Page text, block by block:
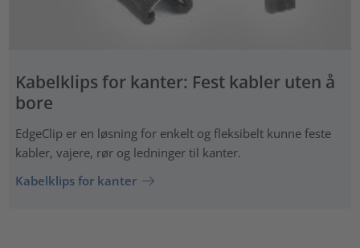
Kabelklips for kanter: Fest kabler uten å
bore
EdgeClip er en løsning for enkelt og fleksibelt kunne feste
kabler, vajere, rør og ledninger til kanter.
Kabelklips for kanter